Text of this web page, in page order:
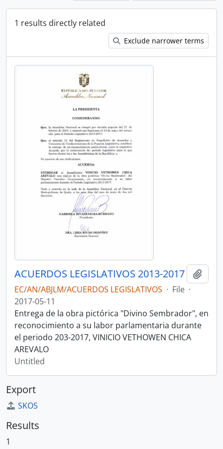
1 results directly related
Exclude narrower terms
ACUERDOS LEGISLATIVOS 2013-2017
EC/AN/ABJLM/ACUERDOS LEGISLATIVOS · File ·
2017-05-11
Entrega de la obra pictórica "Divino Sembrador", en
reconocimiento a su labor parlamentaria durante
el periodo 203-2017, VINICIO VETHOWEN CHICA
AREVALO
Untitled
Export
SKOS
Results
1